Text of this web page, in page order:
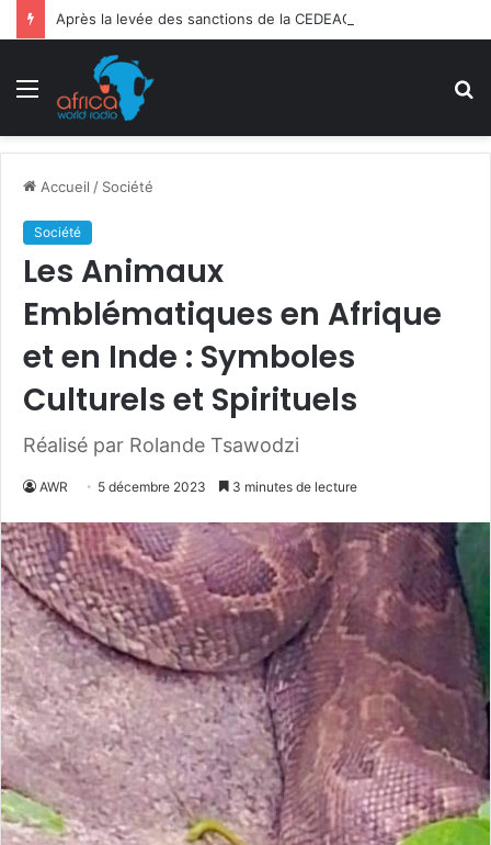
Menu
Accueil / Société
Société
Les Animaux
Emblématiques en Afrique
et en Inde : Symboles
Culturels et Spirituels
Réalisé par Rolande Tsawodzi
AWR 5 décembre 2023 3 minutes de lecture